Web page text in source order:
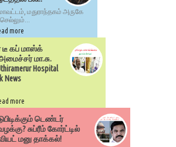
மதுராந்தகம் அருகே
more
டீ கப் மாஸ்க்
மா.சு.
Hospital
News
more
டெண்டர்
சுப்ரீம் கோர்ட்டில்
மனு தாக்கல்!